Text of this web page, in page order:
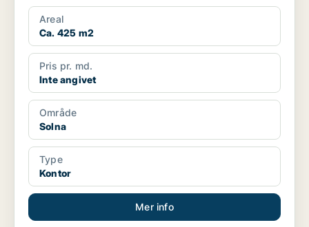
Areal
Ca. 425 m2
Pris pr. md.
Inte angivet
Område
Solna
Type
Kontor
Mer info